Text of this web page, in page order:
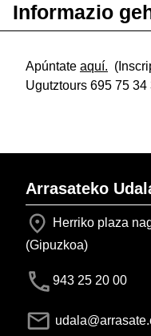
Informazio
Apúntate aquí.
Ugutztours 695 75 34
Arrasateko
Herriko plaza
(Gipuzkoa)
943 25 20 00